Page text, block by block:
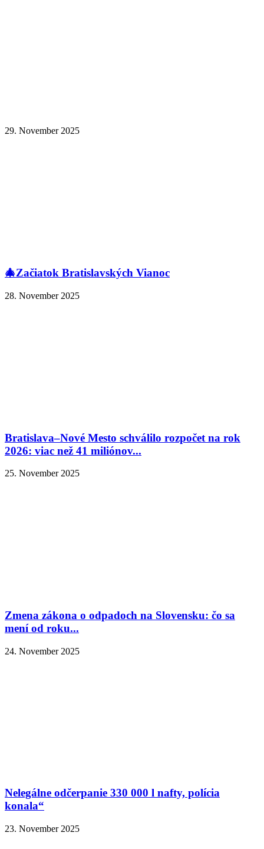
29. November 2025
🎄Začiatok Bratislavských Vianoc
28. November 2025
Bratislava–Nové Mesto schválilo rozpočet na rok
2026: viac než 41 miliónov...
25. November 2025
Zmena zákona o odpadoch na Slovensku: čo sa
mení od roku...
24. November 2025
Nelegálne odčerpanie 330 000 l nafty, polícia
konala“
23. November 2025